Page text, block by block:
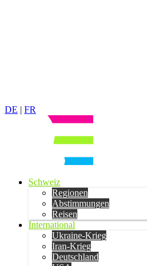
DE | FR
Schweiz
Regionen
Abstimmungen
Reisen
International
Ukraine-Krieg
Iran-Krieg
Deutschland